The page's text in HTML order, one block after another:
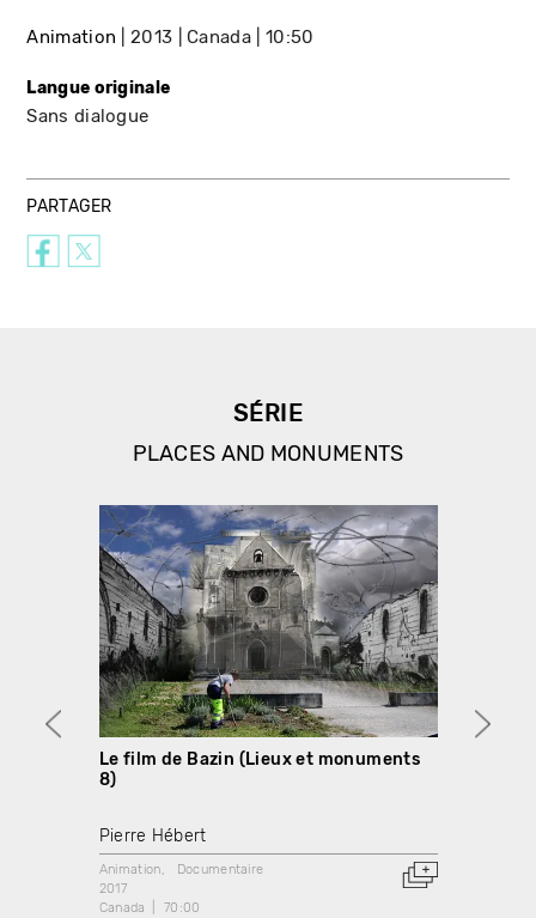
Animation 2013 Canada 10:50
Langue originale
Sans dialogue
PARTAGER
SÉRIE
PLACES AND MONUMENTS
Le film de Bazin (Lieux et monuments
8)
Pierre Hébert
Animation
Documentaire
2017
Canada
70:00